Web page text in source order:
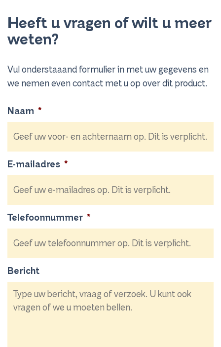
Heeft u vragen of wilt u meer
weten?
Vul onderstaaand formulier in met uw gegevens en
we nemen even contact met u op over dit product.
Naam *
E-mailadres *
Telefoonnummer *
Bericht